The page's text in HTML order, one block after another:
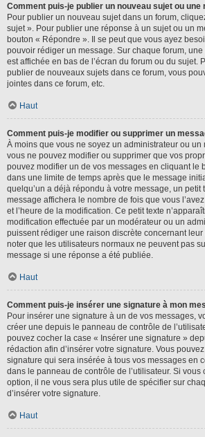
Comment puis-je publier un nouveau sujet ou une
Pour publier un nouveau sujet dans un forum,
sujet ». Pour publier une réponse à un sujet ou un
bouton « Répondre ». Il se peut que vous ayez
pouvoir rédiger un message. Sur chaque forum,
est affichée en bas de l’écran du forum ou du sujet.
publier de nouveaux sujets dans ce forum, vous
jointes dans ce forum, etc.
Haut
Comment puis-je modifier ou supprimer un
À moins que vous ne soyez un administrateur ou un
vous ne pouvez modifier ou supprimer que vos
pouvez modifier un de vos messages en cliquant le
dans une limite de temps après que le message
quelqu’un a déjà répondu à votre message, un petit
message affichera le nombre de fois que vous
et l’heure de la modification. Ce petit texte
modification effectuée par un modérateur ou un
puissent rédiger une raison discrète concernant
noter que les utilisateurs normaux ne peuvent pas
message si une réponse a été publiée.
Haut
Comment puis-je insérer une signature à mon
Pour insérer une signature à un de vos messages,
créer une depuis le panneau de contrôle de
pouvez cocher la case « Insérer une signature »
rédaction afin d’insérer votre signature. Vous
signature qui sera insérée à tous vos messages en
dans le panneau de contrôle de l’utilisateur. Si vous
option, il ne vous sera plus utile de spécifier sur
d’insérer votre signature.
Haut